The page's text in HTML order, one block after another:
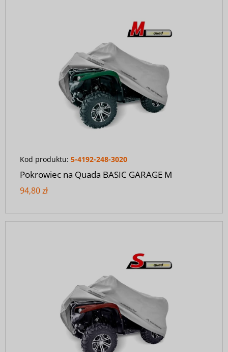
Kod produktu: 5-4192-248-3020
Pokrowiec na Quada BASIC GARAGE M
94,80 zł